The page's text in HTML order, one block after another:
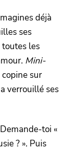
déjà
ses
toutes les
Mini-
sur
verrouillé ses
toi «
? ». Puis